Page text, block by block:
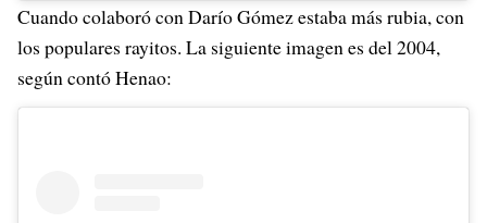
Cuando colaboró con Darío Gómez estaba más rubia, con
los populares rayitos. La siguiente imagen es del 2004,
según contó Henao: